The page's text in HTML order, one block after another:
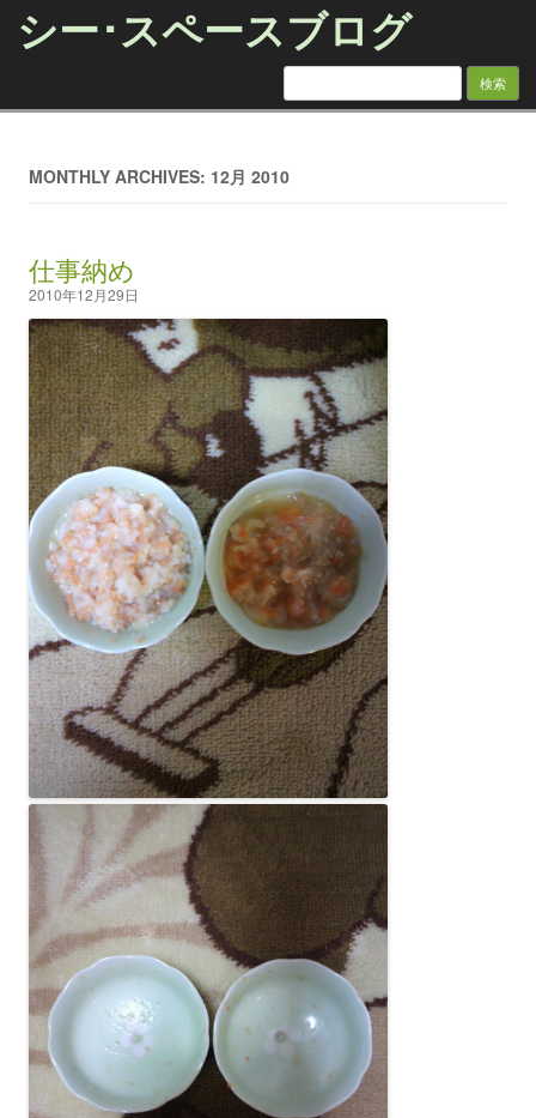
シー･スペースブログ
検索:
MONTHLY ARCHIVES: 12月 2010
仕事納め
2010年12月29日